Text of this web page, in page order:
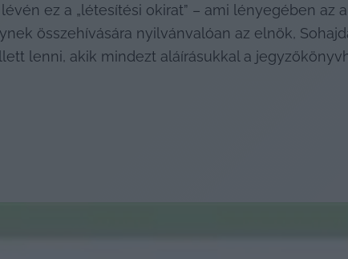
ez a „létesítési okirat” – ami lényegében
összehívására nyilvánvalóan az elnök,
lenni, akik mindezt aláírásukkal a